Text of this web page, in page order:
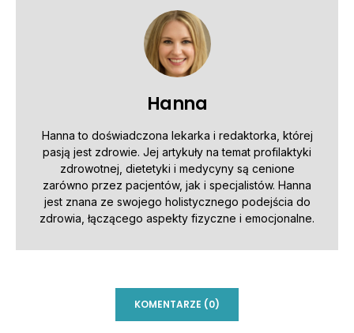
Hanna
Hanna to doświadczona lekarka i redaktorka, której
pasją jest zdrowie. Jej artykuły na temat profilaktyki
zdrowotnej, dietetyki i medycyny są cenione
zarówno przez pacjentów, jak i specjalistów. Hanna
jest znana ze swojego holistycznego podejścia do
zdrowia, łączącego aspekty fizyczne i emocjonalne.
KOMENTARZE (0)